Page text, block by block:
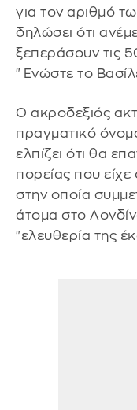
για τον αριθμό
δηλώσει ότι
ξεπεράσουν τις
"Ενώστε το
Ο ακροδεξιός
πραγματικό όνομα
ελπίζει ότι θα
πορείας που
στην οποία
άτομα στο
"ελευθερία της